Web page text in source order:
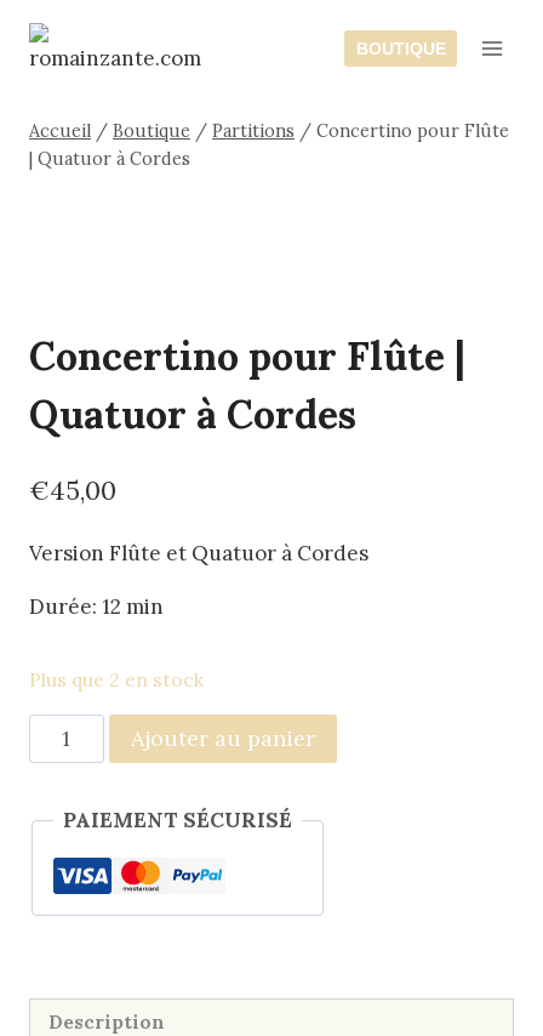
BOUTIQUE
Accueil / Boutique / Partitions / Concertino pour Flûte
| Quatuor à Cordes
Concertino pour Flûte |
Quatuor à Cordes
€45,00
Version Flûte et Quatuor à Cordes
Durée: 12 min
Plus que 2 en stock
quantité
de
pour
Flûte
Quatuor
Ajouter au panier
PAIEMENT SÉCURISÉ
Description